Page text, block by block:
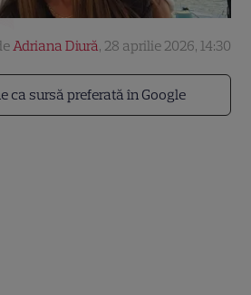
ca sursă preferată în Google
Adriana Diură, 28 aprilie 2026, 14:30